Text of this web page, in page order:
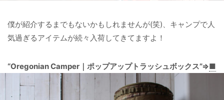
僕が紹介するまでもないかもしれませんが(笑)、キャンプで人
気過ぎるアイテムが続々入荷してきてますよ！
“Oregonian Camper｜ポップアップトラッシュボックス”⇒■